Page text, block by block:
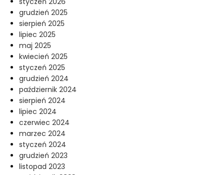
grudzień 2025
sierpień 2025
lipiec 2025
maj 2025
kwiecień 2025
styczeń 2025
grudzień 2024
październik 2024
sierpień 2024
lipiec 2024
czerwiec 2024
marzec 2024
styczeń 2024
grudzień 2023
listopad 2023